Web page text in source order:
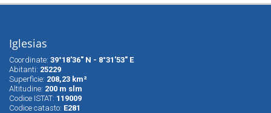
Iglesias
Coordinate: 39°18'36" N - 8°31'53" E
Abitanti: 25229
Superfìcie: 208,23 km²
Altitudine: 200 m slm
Codice ISTAT: 119009
Codice catasto: E281